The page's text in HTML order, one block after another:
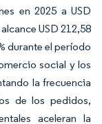
en 2025 a USD
USD 212,58
durante el período
social y los
la frecuencia
de los pedidos,
aceleran la